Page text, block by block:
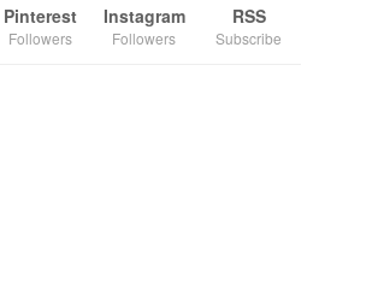
Pinterest
Followers
Instagram
Followers
RSS
Subscribe